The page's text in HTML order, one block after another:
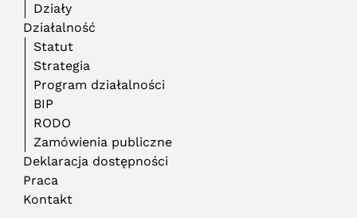
Działy
Działalność
Statut
Strategia
Program działalności
BIP
RODO
Zamówienia publiczne
Deklaracja dostępności
Praca
Kontakt